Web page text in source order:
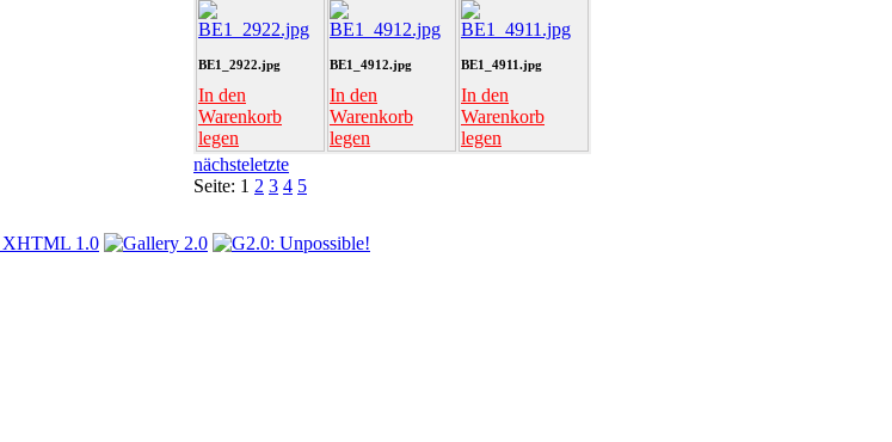
BE1_2922.jpg
In den
Warenkorb
legen
BE1_4912.jpg
In den
Warenkorb
legen
BE1_4911.jpg
In den
Warenkorb
legen
nächsteletzte
Seite: 1 2 3 4 5